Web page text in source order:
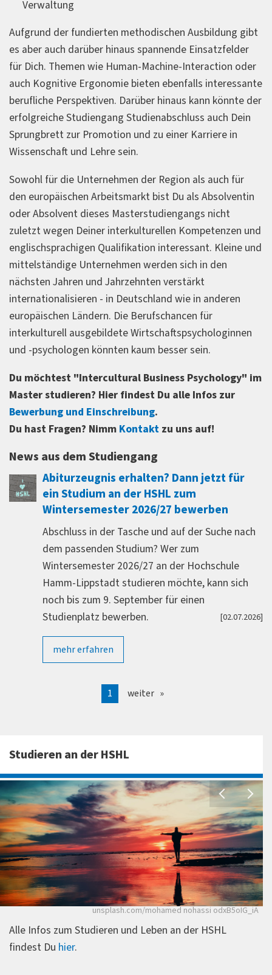
Verwaltung
Aufgrund der fundierten methodischen Ausbildung gibt
es aber auch darüber hinaus spannende Einsatzfelder
für Dich. Themen wie Human-Machine-Interaction oder
auch Kognitive Ergonomie bieten ebenfalls interessante
berufliche Perspektiven. Darüber hinaus kann könnte der
erfolgreiche Studiengang Studienabschluss auch Dein
Sprungbrett zur Promotion und zu einer Karriere in
Wissenschaft und Lehre sein.
Sowohl für die Unternehmen der Region als auch für
den europäischen Arbeitsmarkt bist Du als Absolventin
oder Absolvent dieses Masterstudiengangs nicht
zuletzt wegen Deiner interkulturellen Kompetenzen und
englischsprachigen Qualifikation interessant. Kleine und
mittelständige Unternehmen werden sich in den
nächsten Jahren und Jahrzehnten verstärkt
internationalisieren - in Deutschland wie in anderen
europäischen Ländern. Die Berufschancen für
interkulturell ausgebildete Wirtschaftspsychologinnen
und -psychologen könnten kaum besser sein.
Du möchtest "Intercultural Business Psychology" im
Master studieren? Hier findest Du alle Infos zur
Bewerbung und Einschreibung.
Du hast Fragen? Nimm Kontakt zu uns auf!
News aus dem Studiengang
Abiturzeugnis erhalten? Dann jetzt für
ein Studium an der HSHL zum
Wintersemester 2026/27 bewerben
Abschluss in der Tasche und auf der Suche nach
dem passenden Studium? Wer zum
Wintersemester 2026/27 an der Hochschule
Hamm-Lippstadt studieren möchte, kann sich
noch bis zum 9. September für einen
Studienplatz bewerben.
[02.07.2026]
mehr erfahren
1 weiter
Studieren an der HSHL
unsplash.com/mohamed nohassi odxB5oIG_iA
Alle Infos zum Studieren und Leben an der HSHL
findest Du hier.